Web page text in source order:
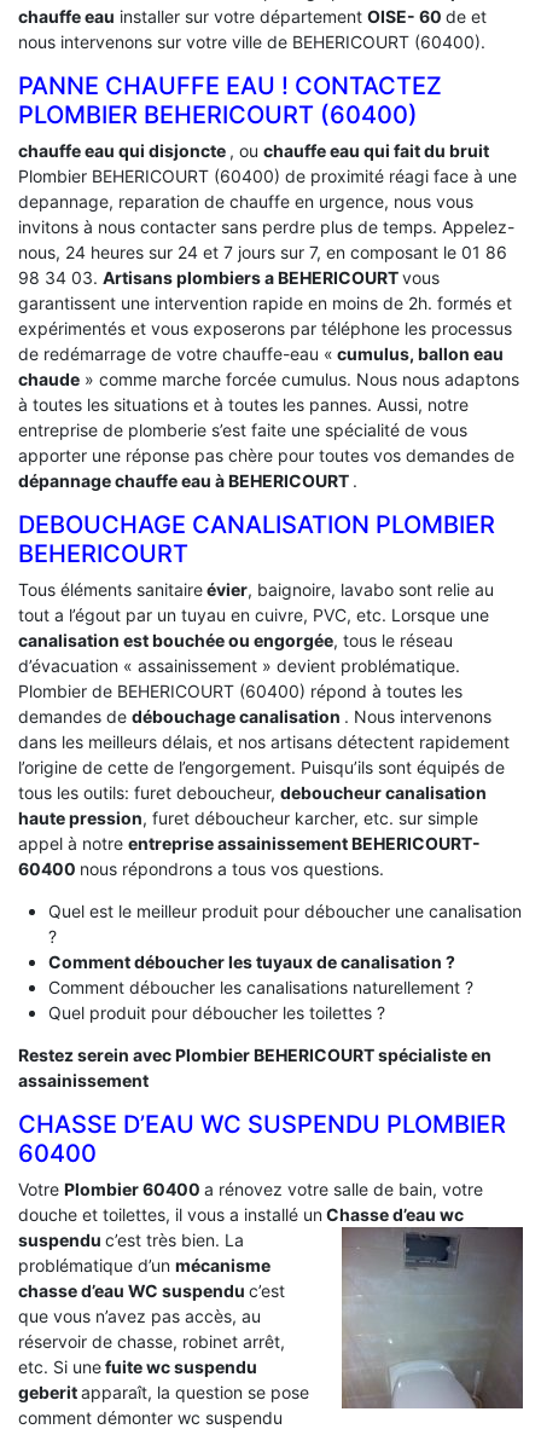
chauffe eau installer sur votre département OISE- 60 de et
nous intervenons sur votre ville de BEHERICOURT (60400).
PANNE CHAUFFE EAU ! CONTACTEZ
PLOMBIER BEHERICOURT (60400)
chauffe eau qui disjoncte , ou chauffe eau qui fait du bruit
Plombier BEHERICOURT (60400) de proximité réagi face à une
depannage, reparation de chauffe en urgence, nous vous
invitons à nous contacter sans perdre plus de temps. Appelez-
nous, 24 heures sur 24 et 7 jours sur 7, en composant le 01 86
98 34 03. Artisans plombiers a BEHERICOURTvous
garantissent une intervention rapide en moins de 2h. formés et
expérimentés et vous exposerons par téléphone les processus
de redémarrage de votre chauffe-eau « cumulus, ballon eau
chaude » comme marche forcée cumulus. Nous nous adaptons
à toutes les situations et à toutes les pannes. Aussi, notre
entreprise de plomberie s’est faite une spécialité de vous
apporter une réponse pas chère pour toutes vos demandes de
dépannage chauffe eau à BEHERICOURT .
DEBOUCHAGE CANALISATION PLOMBIER
BEHERICOURT
Tous éléments sanitaireévier, baignoire, lavabo sont relie au
tout a l’égout par un tuyau en cuivre, PVC, etc. Lorsque une
canalisation est bouchée ou engorgée, tous le réseau
d’évacuation « assainissement » devient problématique.
Plombier de BEHERICOURT (60400) répond à toutes les
demandes de débouchage canalisation . Nous intervenons
dans les meilleurs délais, et nos artisans détectent rapidement
l’origine de cette de l’engorgement. Puisqu’ils sont équipés de
tous les outils: furet deboucheur, deboucheur canalisation
haute pression, furet déboucheur karcher, etc. sur simple
appel à notre entreprise assainissement BEHERICOURT-
60400 nous répondrons a tous vos questions.
Quel est le meilleur produit pour déboucher une canalisation
?
Comment déboucher les tuyaux de canalisation ?
Comment déboucher les canalisations naturellement ?
Quel produit pour déboucher les toilettes ?
Restez serein avec Plombier BEHERICOURT spécialiste en
assainissement
CHASSE D’EAU WC SUSPENDU PLOMBIER
60400
Votre Plombier 60400 a rénovez votre salle de bain, votre
douche et toilettes, il vous a installé unChasse d’eau wc
suspendu c’est très bien. La
problématique d’un mécanisme
chasse d’eau WC suspendu c’est
que vous n’avez pas accès, au
réservoir de chasse, robinet arrêt,
etc. Si unefuite wc suspendu
geberitapparaît, la question se pose
comment démonter wc suspendu